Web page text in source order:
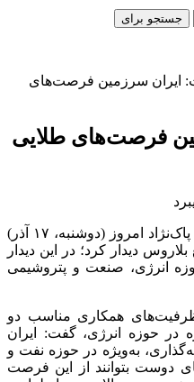
جستجو برای
ایران سرزمین فرصت‌های
فرصت‌های طلایی
به گزارش خبرگزاری مهر، محسن پاک‌نژاد امروز (دوشنبه، ۱۷ آذر)
بلاروس دیدار کرد؛ در این دیدار
انرژی، صنعت و پتروشیمی
همکاری مناسب دو
در حوزه انرژی، گفت: ایران
به‌ویژه در حوزه نفت و
دوست بتوانند از این فرصت